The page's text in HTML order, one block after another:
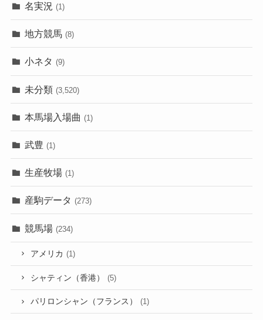
名実況 (1)
地方競馬 (8)
小ネタ (9)
未分類 (3,520)
本馬場入場曲 (1)
武豊 (1)
生産牧場 (1)
産駒データ (273)
競馬場 (234)
アメリカ (1)
シャティン（香港） (5)
パリロンシャン（フランス） (1)